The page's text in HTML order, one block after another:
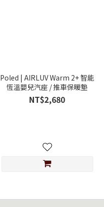
Poled | AIRLUV Warm 2+ 智能
恆溫嬰兒汽座 / 推車保暖墊
NT$2,680